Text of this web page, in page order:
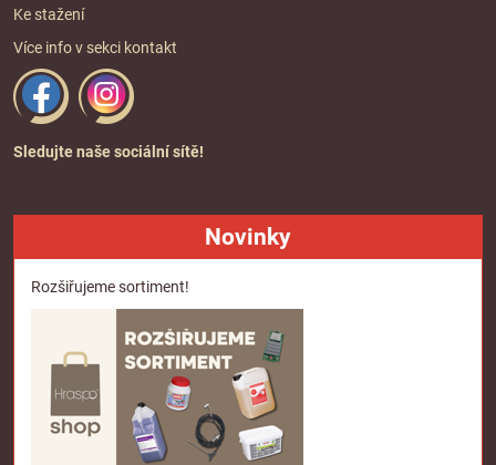
Ke stažení
Více info v sekci kontakt
Sledujte naše sociální sítě!
Novinky
Rozšiřujeme sortiment!